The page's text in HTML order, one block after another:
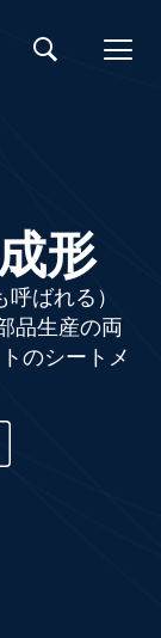
形
ばれる）
品生産の両
のシートメ